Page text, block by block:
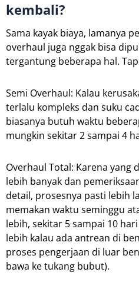
kembali?
Sama kayak biaya, lamanya
overhaul juga nggak bisa
tergantung beberapa hal.
Semi Overhaul: Kalau
terlalu kompleks dan suku
biasanya butuh waktu
mungkin sekitar 2 sampai 4
Overhaul Total: Karena yang
lebih banyak dan
detail, prosesnya pasti lebih
memakan waktu seminggu
lebih, sekitar 5 sampai 10
lebih kalau ada antrean di
proses pengerjaan di luar
bawa ke tukang bubut).